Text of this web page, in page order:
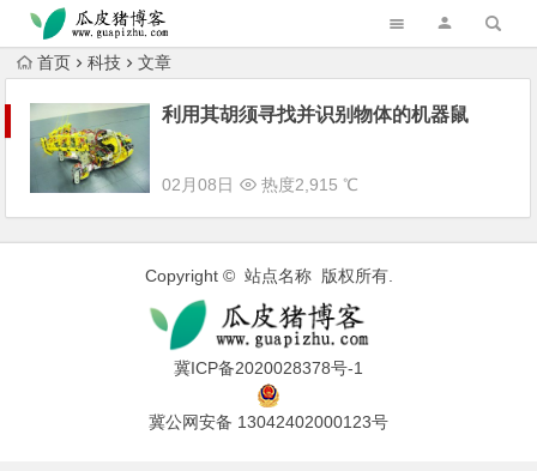
跳转到主内容
首页 科技 文章
利用其胡须寻找并识别物体的机器鼠
02月08日 热度2,915 ℃
Copyright © 站点名称 版权所有.
冀ICP备2020028378号-1
冀公网安备 13042402000123号